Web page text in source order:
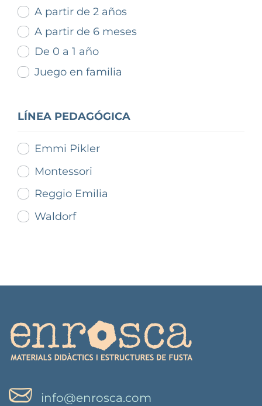
A partir de 2 años
A partir de 6 meses
De 0 a 1 año
Juego en familia
LÍNEA PEDAGÓGICA
Emmi Pikler
Montessori
Reggio Emilia
Waldorf
info@enrosca.com